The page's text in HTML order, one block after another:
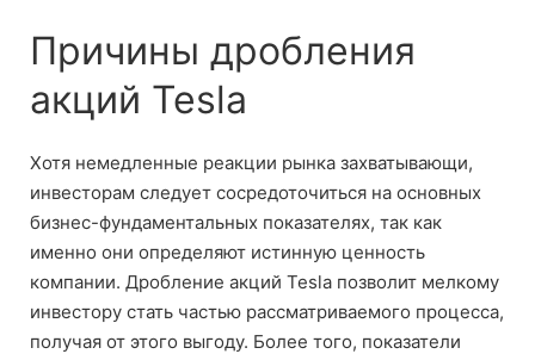
Причины дробления
акций Tesla
Хотя немедленные реакции рынка захватывающи,
инвесторам следует сосредоточиться на основных
бизнес-фундаментальных показателях, так как
именно они определяют истинную ценность
компании. Дробление акций Tesla позволит мелкому
инвестору стать частью рассматриваемого процесса,
получая от этого выгоду. Более того, показатели